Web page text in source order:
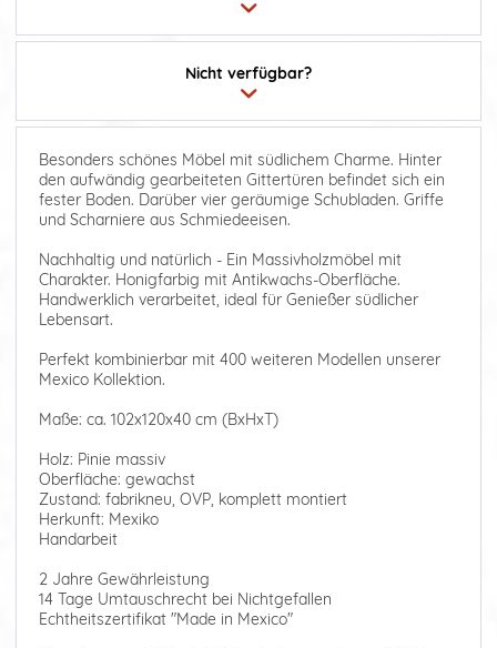
Nicht verfügbar?
Besonders schönes Möbel mit südlichem Charme. Hinter
den aufwändig gearbeiteten Gittertüren befindet sich ein
fester Boden. Darüber vier geräumige Schubladen. Griffe
und Scharniere aus Schmiedeeisen.
Nachhaltig und natürlich - Ein Massivholzmöbel mit
Charakter. Honigfarbig mit Antikwachs-Oberfläche.
Handwerklich verarbeitet, ideal für Genießer südlicher
Lebensart.
Perfekt kombinierbar mit 400 weiteren Modellen unserer
Mexico Kollektion.
Maße: ca. 102x120x40 cm (BxHxT)
Holz: Pinie massiv
Oberfläche: gewachst
Zustand: fabrikneu, OVP, komplett montiert
Herkunft: Mexiko
Handarbeit
2 Jahre Gewährleistung
14 Tage Umtauschrecht bei Nichtgefallen
Echtheitszertifikat "Made in Mexico"